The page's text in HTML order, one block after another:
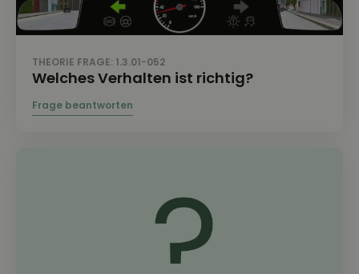
THEORIE FRAGE: 1.3.01-052
Welches Verhalten ist richtig?